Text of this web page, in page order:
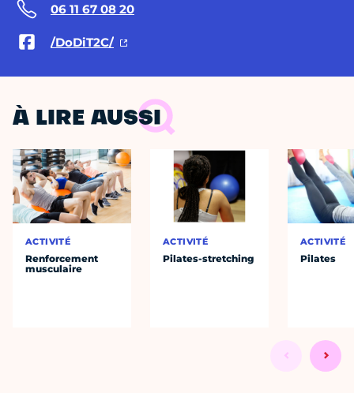
06 11 67 08 20
/DoDiT2C/
À LIRE AUSSI
ACTIVITÉ
Renforcement
musculaire
ACTIVITÉ
Pilates-stretching
ACTIVITÉ
Pilates